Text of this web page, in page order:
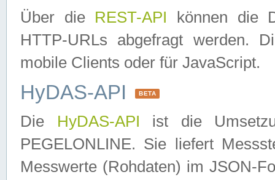
Über die REST-API können die
HTTP-URLs abgefragt werden.
mobile Clients oder für JavaScript.
HyDAS-API BETA
Die HyDAS-API ist die
PEGELONLINE. Sie liefert
Messwerte (Rohdaten) im JSON-